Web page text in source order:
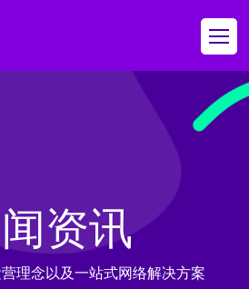
资讯
理念以及一站式网络解决方案